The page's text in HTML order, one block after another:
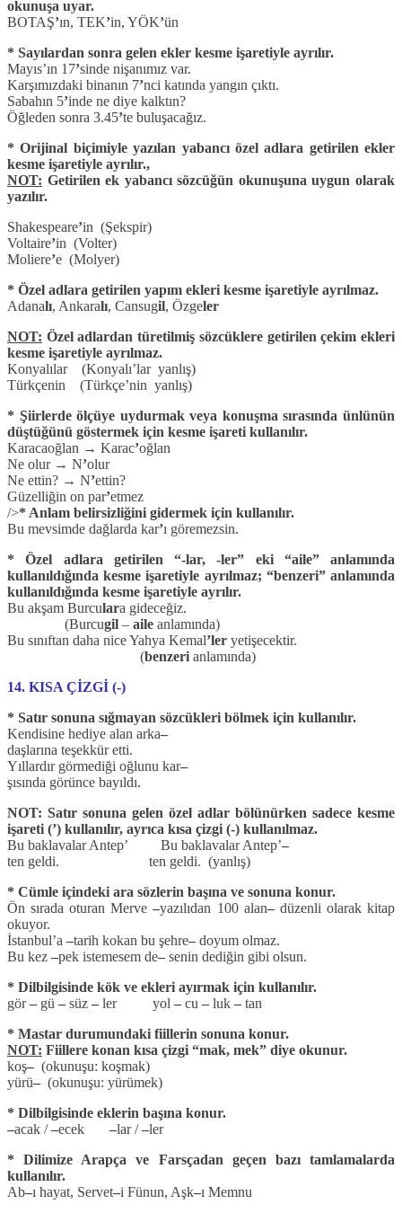
okunuşa uyar.
BOTAŞ’ın, TEK’in, YÖK’ün
* Sayılardan sonra gelen ekler kesme işaretiyle ayrılır.
Mayıs’ın 17’sinde nişanımız var.
Karşımızdaki binanın 7’nci katında yangın çıktı.
Sabahın 5’inde ne diye kalktın?
Öğleden sonra 3.45’te buluşacağız.
* Orijinal biçimiyle yazılan yabancı özel adlara getirilen ekler
kesme işaretiyle ayrılır.,
NOT: Getirilen ek yabancı sözcüğün okunuşuna uygun olarak
yazılır.
Shakespeare’in (Şekspir)
Voltaire’in (Volter)
Moliere’e (Molyer)
* Özel adlara getirilen yapım ekleri kesme işaretiyle ayrılmaz.
Adanalı, Ankaralı, Cansugil, Özgeler
NOT: Özel adlardan türetilmiş sözcüklere getirilen çekim ekleri
kesme işaretiyle ayrılmaz.
Konyalılar (Konyalı’lar yanlış)
Türkçenin (Türkçe’nin yanlış)
* Şiirlerde ölçüye uydurmak veya konuşma sırasında ünlünün
düştüğünü göstermek için kesme işareti kullanılır.
Karacaoğlan → Karac’oğlan
Ne olur → N’olur
Ne ettin? → N’ettin?
Güzelliğin on par’etmez
/>* Anlam belirsizliğini gidermek için kullanılır.
Bu mevsimde dağlarda kar’ı göremezsin.
* Özel adlara getirilen “-lar, -ler” eki “aile” anlamında
kullanıldığında kesme işaretiyle ayrılmaz; “benzeri” anlamında
kullanıldığında kesme işaretiyle ayrılır.
Bu akşam Burculara gideceğiz.
(Burcugil – aile anlamında)
Bu sınıftan daha nice Yahya Kemal’ler yetişecektir.
(benzeri anlamında)
14. KISA ÇİZGİ (-)
* Satır sonuna sığmayan sözcükleri bölmek için kullanılır.
Kendisine hediye alan arka–
daşlarına teşekkür etti.
Yıllardır görmediği oğlunu kar–
şısında görünce bayıldı.
NOT: Satır sonuna gelen özel adlar bölünürken sadece kesme
işareti (’) kullanılır, ayrıca kısa çizgi (-) kullanılmaz.
Bu baklavalar Antep’ Bu baklavalar Antep’–
ten geldi. ten geldi. (yanlış)
* Cümle içindeki ara sözlerin başına ve sonuna konur.
Ön sırada oturan Merve–yazılıdan 100 alan–düzenli olarak kitap
okuyor.
İstanbul’a –tarih kokan bu şehre– doyum olmaz.
Bu kez –pek istemesem de– senin dediğin gibi olsun.
* Dilbilgisinde kök ve ekleri ayırmak için kullanılır.
gör– gü – süz – ler yol – cu – luk – tan
* Mastar durumundaki fiillerin sonuna konur.
NOT: Fiillere konan kısa çizgi “mak, mek” diye okunur.
koş– (okunuşu: koşmak)
yürü– (okunuşu: yürümek)
* Dilbilgisinde eklerin başına konur.
–acak /–ecek –lar /–ler
* Dilimize Arapça ve Farsçadan geçen bazı tamlamalarda
kullanılır.
Ab–ı hayat, Servet–i Fünun, Aşk–ı Memnu